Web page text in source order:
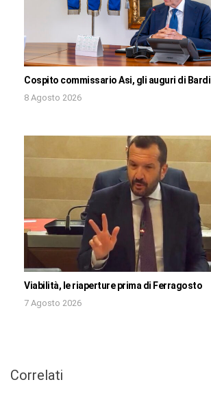
Cospito commissario Asi, gli auguri di Bardi
8 Agosto 2026
Viabilità, le riaperture prima di Ferragosto
7 Agosto 2026
Correlati